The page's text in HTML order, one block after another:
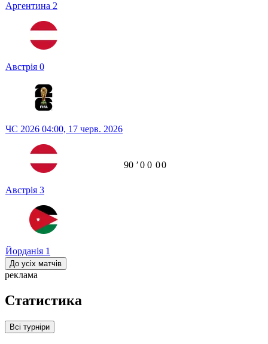
Аргентина 2
Австрія 0
ЧС 2026 04:00, 17 черв. 2026
Австрія 3
Йорданія 1
90 ʼ0 0 00
До усіх матчів
реклама
Статистика
Всі турніри